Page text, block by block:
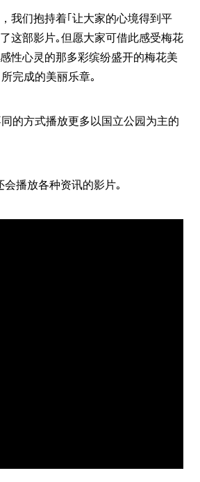
我们抱持着｢让大家的心境得到平
这部影片｡但愿大家可借此感受梅花
性心灵的那多彩缤纷盛开的梅花美
完成的美丽乐章｡
的方式播放更多以国立公园为主的
播放各种资讯的影片｡